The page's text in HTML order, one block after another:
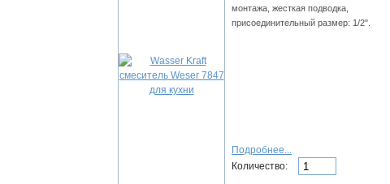
монтажа, жесткая подводка,
присоединительный размер: 1/2".
Подробнее...
Количество: